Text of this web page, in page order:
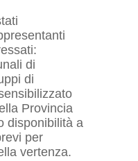
di
di
Provincia
disponibilità a
per
vertenza.